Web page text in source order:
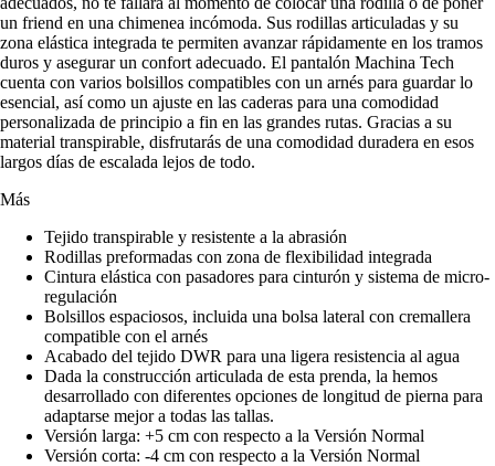
un friend en una chimenea incómoda. Sus rodillas articuladas y su
zona elástica integrada te permiten avanzar rápidamente en los tramos
duros y asegurar un confort adecuado. El pantalón Machina Tech
cuenta con varios bolsillos compatibles con un arnés para guardar lo
esencial, así como un ajuste en las caderas para una comodidad
personalizada de principio a fin en las grandes rutas. Gracias a su
material transpirable, disfrutarás de una comodidad duradera en esos
largos días de escalada lejos de todo.
Más
Tejido transpirable y resistente a la abrasión
Rodillas preformadas con zona de flexibilidad integrada
Cintura elástica con pasadores para cinturón y sistema de micro-
regulación
Bolsillos espaciosos, incluida una bolsa lateral con cremallera
compatible con el arnés
Acabado del tejido DWR para una ligera resistencia al agua
Dada la construcción articulada de esta prenda, la hemos
desarrollado con diferentes opciones de longitud de pierna para
adaptarse mejor a todas las tallas.
Versión larga: +5 cm con respecto a la Versión Normal
Versión corta: -4 cm con respecto a la Versión Normal